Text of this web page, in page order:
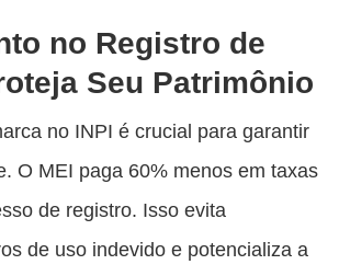
no Registro de
Seu Patrimônio
no INPI é crucial para garantir
O MEI paga 60% menos em taxas
de registro. Isso evita
de uso indevido e potencializa a